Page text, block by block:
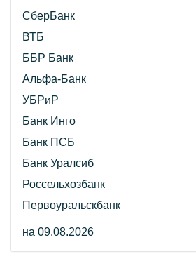
СберБанк
ВТБ
ББР Банк
Альфа-Банк
УБРиР
Банк Инго
Банк ПСБ
Банк Уралсиб
Россельхозбанк
Первоуральскбанк
на 09.08.2026